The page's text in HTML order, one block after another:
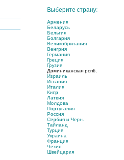
Выберите страну:
Армения
Беларусь
Бельгия
Болгария
Великобритания
Венгрия
Германия
Греция
Грузия
Доминиканская рспб.
Израиль
Испания
Италия
Кипр
Латвия
Молдова
Португалия
Россия
Сербия и Черн.
Тайланд
Турция
Украина
Франция
Чехия
Швейцария